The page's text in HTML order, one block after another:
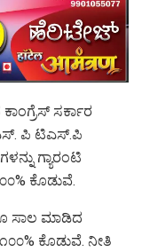
ಸರ್ಕಾರ
ಪಿ ಟಿಎಸ್.ಪಿ
ಗ್ಯಾರಂಟಿ
ಕೊಡುವೆ.
ಸಾಲ ಮಾಡಿದ
ಕೊಡುವೆ. ನೀತಿ